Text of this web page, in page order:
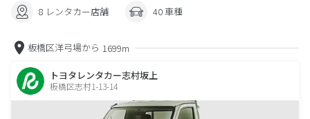
8 レンタカー店舗 40 車種
板橋区洋弓場から 1699m
トヨタレンタカー志村坂上
板橋区志村1-13-14